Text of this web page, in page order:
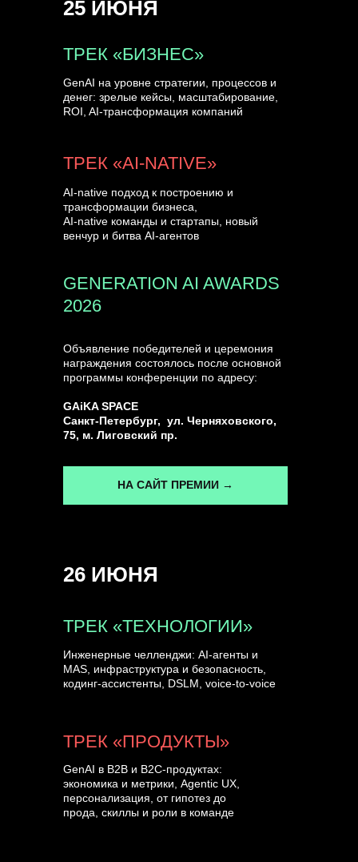
Объявление победителей и церемония
награждения состоялось после основной
программы конференции по адресу:
GAiKA SPACE
Санкт-Петербург, ул. Черняховского,
75, м. Лиговский пр.
ТРЕК «БИЗНЕС»
GENERATION AI AWARDS
2026
GenAI на уровне стратегии, процессов и
денег: зрелые кейсы, масштабирование,
ROI, AI-трансформация компаний
AI-native подход к построению и
трансформации бизнеса,
AI-native команды и стартапы, новый
венчур и битва AI-агентов
ТРЕК «AI-NATIVE»
25 ИЮНЯ
26 ИЮНЯ
ТРЕК «ПРОДУКТЫ»
GenAI в B2B и B2C-продуктах:
экономика и метрики, Agentic UX,
персонализация, от гипотез до
прода, скиллы и роли в команде
Инженерные челленджи: AI-агенты и
MAS, инфраструктура и безопасность,
кодинг-ассистенты, DSLM, voice-to-voice
ТРЕК «ТЕХНОЛОГИИ»
НА САЙТ ПРЕМИИ →
УЗНАТЬ БОЛЬШЕ
ГЕНЕРАЛЬНЫЙ ИНФОПАРТНЕР
CONVERSATIONS